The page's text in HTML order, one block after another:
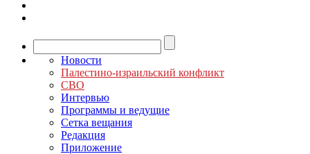
Новости
Палестино-израильский конфликт
СВО
Интервью
Программы и ведущие
Сетка вещания
Редакция
Приложение